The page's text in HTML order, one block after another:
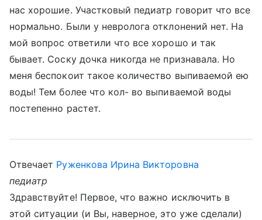
нас хорошие. Участковый педиатр говорит что все
нормально. Были у невролога отклонений нет. На
мой вопрос ответили что все хорошо и так
бывает. Соску дочка никогда не признавала. Но
меня беспокоит такое количество выпиваемой ею
воды! Тем более что кол- во выпиваемой воды
постепенно растет.
Отвечает Руженкова Ирина Викторовна
педиатр
Здравствуйте! Первое, что важно исключить в
этой ситуации (и Вы, наверное, это уже сделали)